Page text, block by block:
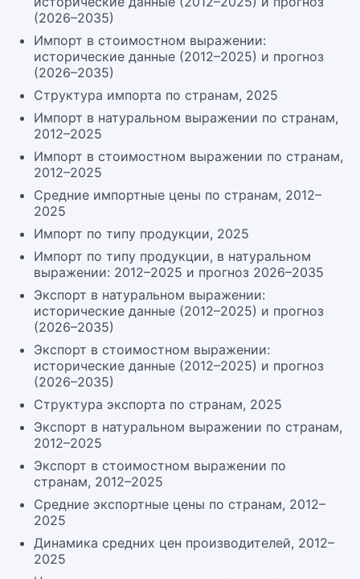
(2026–2035)
Импорт в стоимостном выражении:
исторические данные (2012–2025) и прогноз
(2026–2035)
Структура импорта по странам, 2025
Импорт в натуральном выражении по странам,
2012–2025
Импорт в стоимостном выражении по странам,
2012–2025
Средние импортные цены по странам, 2012–
2025
Импорт по типу продукции, 2025
Импорт по типу продукции, в натуральном
выражении: 2012–2025 и прогноз 2026–2035
Экспорт в натуральном выражении:
исторические данные (2012–2025) и прогноз
(2026–2035)
Экспорт в стоимостном выражении:
исторические данные (2012–2025) и прогноз
(2026–2035)
Структура экспорта по странам, 2025
Экспорт в натуральном выражении по странам,
2012–2025
Экспорт в стоимостном выражении по
странам, 2012–2025
Средние экспортные цены по странам, 2012–
2025
Динамика средних цен производителей, 2012–
2025